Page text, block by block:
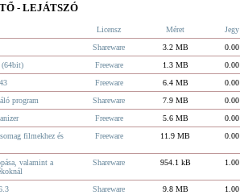
- LEJÁTSZÓ
Licensz Méret Jegy
Shareware 3.2 MB 0.00
(64bit)
Freeware 1.3 MB 0.00
Freeware 6.4 MB 0.00
program
Shareware 7.9 MB 0.00
Freeware 5.6 MB 0.00
filmekhez és
Freeware 11.9 MB 0.00
valamint a
Shareware 954.1 kB 1.00
Shareware 9.8 MB 1.00